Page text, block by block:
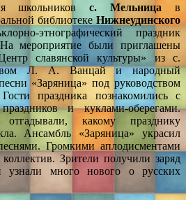
школьниковс. Мельница в
библиотеке Нижнеудинского
этнографический праздник
мероприятие были приглашены
славянской культуры» из с.
Л. А. Ванцай и народный
«Заряница» под руководством
праздника познакомились с
и куклами-оберегами.
какому празднику
Ансамбль «Заряница» украсил
Громкими аплодисментами
Зрители получили заряд
узнали много нового о русских